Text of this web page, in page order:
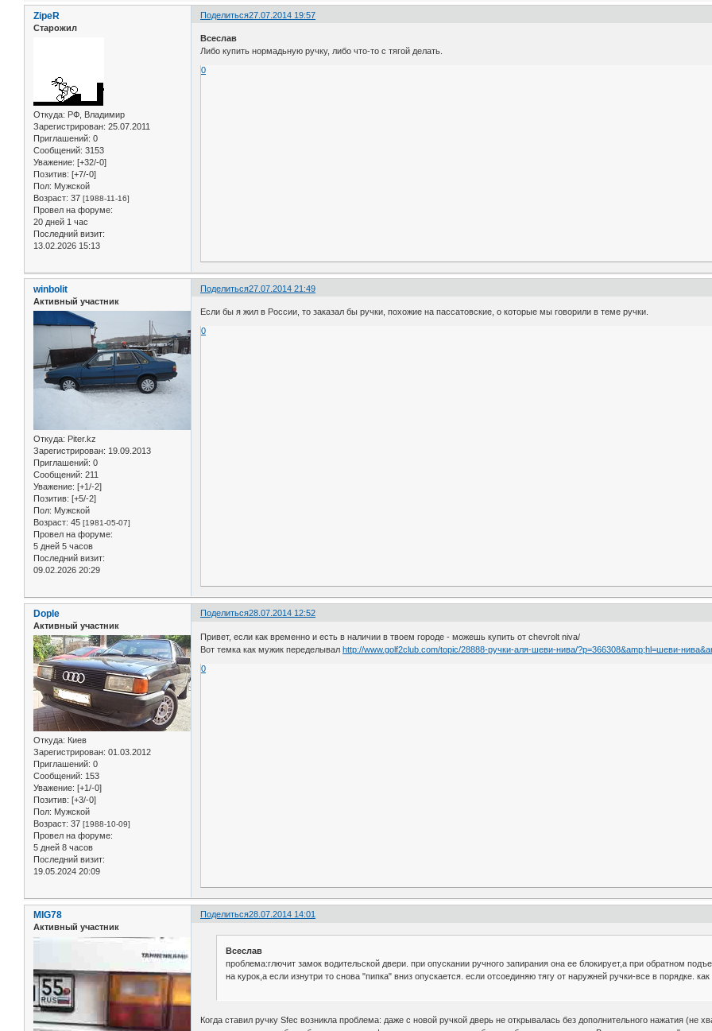
Поделиться27.07.2014 19:57
ZipeR
Старожил
Откуда: РФ, Владимир
Зарегистрирован: 25.07.2011
Приглашений: 0
Сообщений: 3153
Уважение: [+32/-0]
Позитив: [+7/-0]
Пол: Мужской
Возраст: 37 [1988-11-16]
Провел на форуме:
20 дней 1 час
Последний визит:
13.02.2026 15:13
Всеслав
Либо купить нормадьную ручку, либо что-то с тягой делать.
0
Поделиться27.07.2014 21:49
winbolit
Активный участник
Откуда: Piter.kz
Зарегистрирован: 19.09.2013
Приглашений: 0
Сообщений: 211
Уважение: [+1/-2]
Позитив: [+5/-2]
Пол: Мужской
Возраст: 45 [1981-05-07]
Провел на форуме:
5 дней 5 часов
Последний визит:
09.02.2026 20:29
Если бы я жил в России, то заказал бы ручки, похожие на пассатовские, о которые мы говорили в теме ручки.
0
Поделиться28.07.2014 12:52
Dople
Активный участник
Откуда: Киев
Зарегистрирован: 01.03.2012
Приглашений: 0
Сообщений: 153
Уважение: [+1/-0]
Позитив: [+3/-0]
Пол: Мужской
Возраст: 37 [1988-10-09]
Провел на форуме:
5 дней 8 часов
Последний визит:
19.05.2024 20:09
Привет, если как временно и есть в наличии в твоем городе - можешь купить от chevrolt niva/
Вот темка как мужик переделывалhttp://www.golf2club.com/topic/28888-ручки-аля-шеви-нива/?p=366308&amp;hl=шеви-
0
Поделиться28.07.2014 14:01
MIG78
Активный участник
Всеслав
проблема:глючит замок водительской двери. при опускании ручного запирания она ее блокирует,а при обратном
на курок,а если изнутри то снова "пипка" вниз опускается. если отсоединяю тягу от наружней ручки-все в порядке.
Когда ставил ручку Sfec возникла проблема: даже с новой ручкой дверь не открывалась без дополнительного нажатия (не